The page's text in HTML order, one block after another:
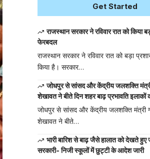
Get Started
राजस्थान सरकार ने रविवार रात को किया
फेरबदल
राजस्थान सरकार ने रविवार रात को बड़ा
किया है। सरकार…
जोधपुर से सांसद और केंद्रीय जलशक्ति
शेखावत ने बीते दिन शहर बाढ़ प्रभावति इलाकों
जोधपुर से सांसद और केंद्रीय जलशक्ति मंत्री
शेखावत ने बीते…
भारी बारिश से बाढ़ जैसे हालात को देखते
सरकारी- निजी स्कूलों में छुट्टी के आदेश जारी